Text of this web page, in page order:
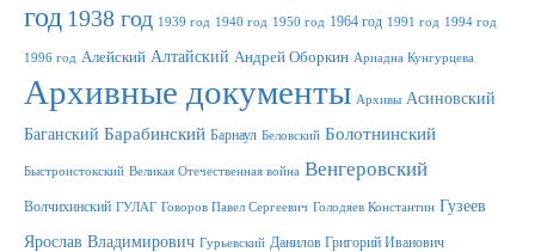
год 1938 год 1939 год 1940 год 1950 год 1964 год 1991 год 1994 год
1996 год Алейский Алтайский Андрей Оборкин Ариадна Кунгурцева
Архивные документы Архивы Асиновский
Баганский Барабинский Барнаул Беловский Болотнинский
Быстроистокский Великая Отечественная война Венгеровский
Волчихинский ГУЛАГ Говоров Павел Сергеевич Голодяев Константин Гузеев
Ярослав Владимирович Гурьевский Данилов Григорий Иванович